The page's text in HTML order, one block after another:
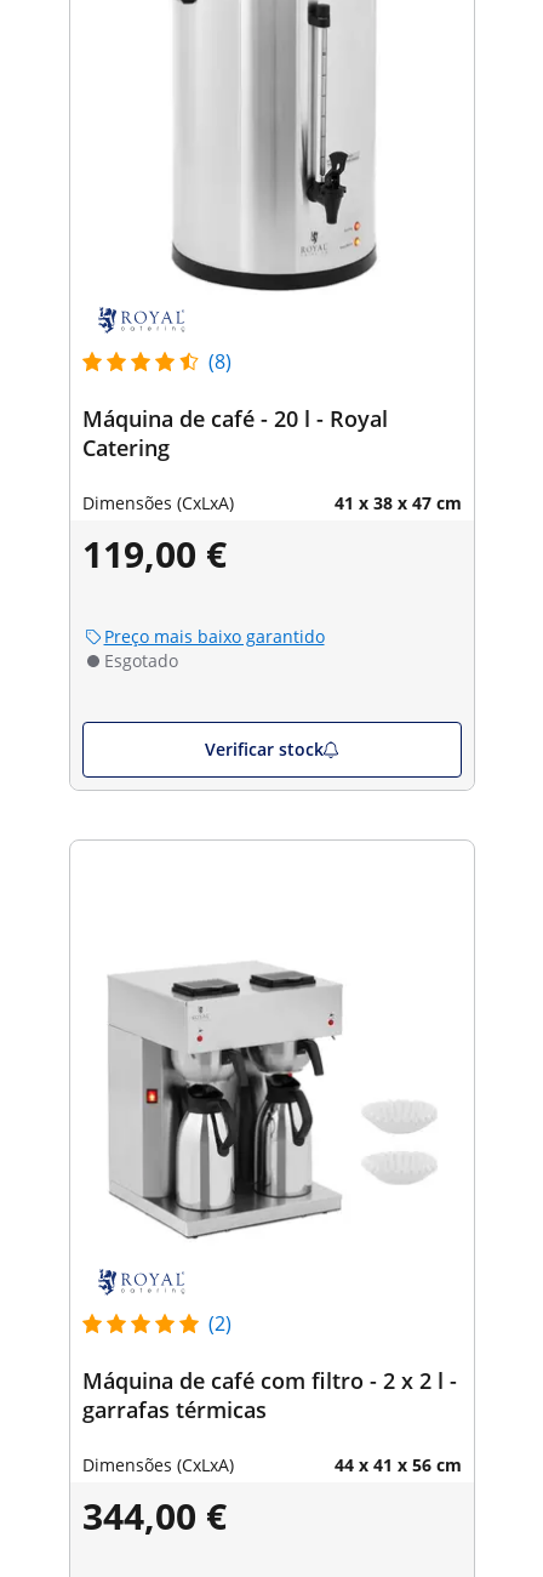
(8)
Máquina de café - 20 l - Royal
Catering
Dimensões (CxLxA) 41 x 38 x 47 cm
119,00 €
Preço mais baixo garantido
Esgotado
Verificar stock
(2)
Máquina de café com filtro - 2 x 2 l -
garrafas térmicas
Dimensões (CxLxA) 44 x 41 x 56 cm
344,00 €